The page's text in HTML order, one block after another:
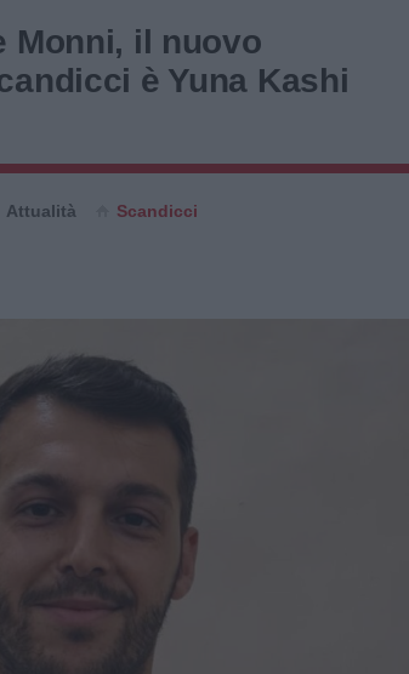
Monni, il nuovo
è Yuna Kashi
Attualità Scandicci